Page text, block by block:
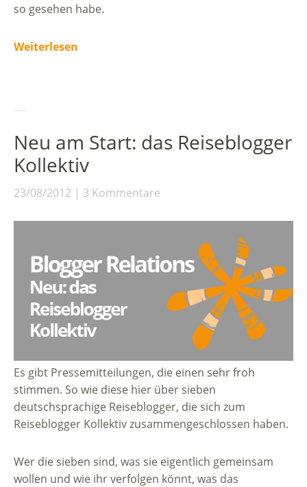
so gesehen habe.
Weiterlesen
Neu am Start: das Reiseblogger
Kollektiv
23/08/2012 3 Kommentare
Es gibt Pressemitteilungen, die einen sehr froh
stimmen. So wie diese hier über sieben
deutschsprachige Reiseblogger, die sich zum
Reiseblogger Kollektiv zusammengeschlossen haben.
Wer die sieben sind, was sie eigentlich gemeinsam
wollen und wie ihr verfolgen könnt, was das